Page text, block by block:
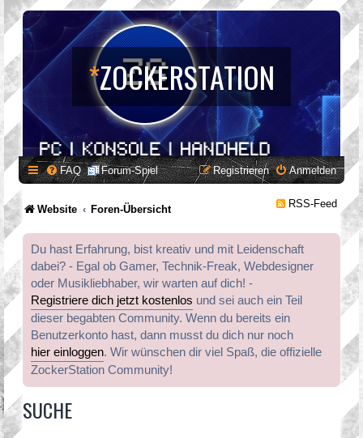
*ZOCKERSTATION
FAQ Forum-Spiel Anmelden
Registrieren
Website Foren-Übersicht RSS-Feed
Du hast Erfahrung, bist kreativ und mit Leidenschaft
dabei? - Egal ob Gamer, Technik-Freak, Webdesigner
oder Musikliebhaber, wir warten auf dich! -
Registriere dich jetzt kostenlos und sei auch ein Teil
dieser begabten Community. Wenn du bereits ein
Benutzerkonto hast, dann musst du dich nur noch
hier einloggen. Wir wünschen dir viel Spaß, die offizielle
ZockerStation Community!
SUCHE